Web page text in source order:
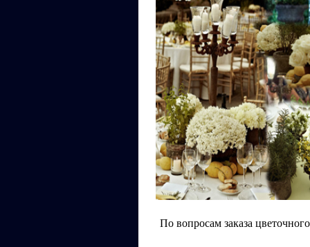
По вопросам заказа